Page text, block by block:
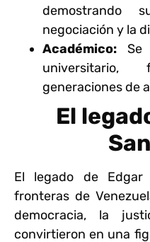
demostrando
negociación y la
Académico: Se
generaciones de
El
El legado de Edgar
fronteras de
democracia, la
convirtieron en una